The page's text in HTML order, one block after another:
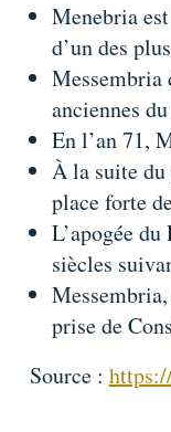
Menebria
d’un des
Messembria
anciennes
En l’an 71,
À la suite
place forte
L’apogée
siècles
prise de
Source :